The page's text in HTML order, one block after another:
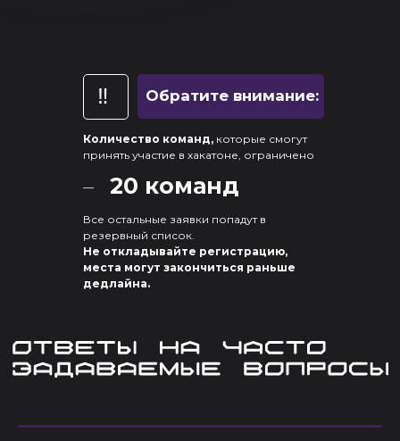
Количество команд, которые смогут
принять участие в хакатоне, ограничено
—
Все остальные заявки попадут в
резервный список.
Не откладывайте регистрацию,
места могут закончиться раньше
дедлайна.
20 команд
‼️ Обратите внимание: